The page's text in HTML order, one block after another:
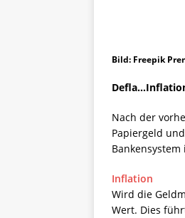
Bild: Freepik
Nach der
Papiergeld
Inflation
Wird die
Wert. Dies